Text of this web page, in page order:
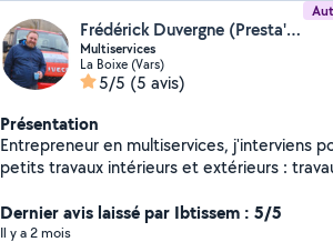
Frédérick Duvergne (Presta' Maison Jardin)
Multiservices
La Boixe (Vars)
5/5 (5 avis)
Présentation
Entrepreneur en multiservices, j'interviens
petits travaux intérieurs et extérieurs : travaux de
aménagement, clôture, ... Professionnel déclaré, je
m'engage à fournir un travail soigné,
Dernier avis laissé par Ibtissem : 5/5
Il y a 2 mois